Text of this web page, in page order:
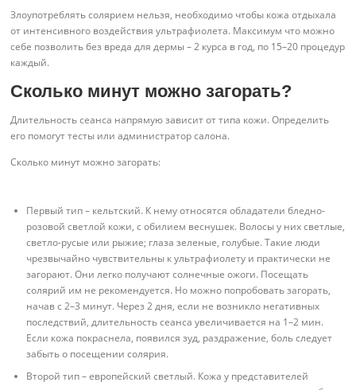
Злоупотреблять солярием нельзя, необходимо чтобы кожа отдыхала
от интенсивного воздействия ультрафиолета. Максимум что можно
себе позволить без вреда для дермы – 2 курса в год, по 15–20 процедур
каждый.
Сколько минут можно загорать?
Длительность сеанса напрямую зависит от типа кожи. Определить
его помогут тесты или администратор салона.
Сколько минут можно загорать:
Первый тип – кельтский. К нему относятся обладатели бледно-
розовой светлой кожи, с обилием веснушек. Волосы у них светлые,
светло-русые или рыжие; глаза зеленые, голубые. Такие люди
чрезвычайно чувствительны к ультрафиолету и практически не
загорают. Они легко получают солнечные ожоги. Посещать
солярий им не рекомендуется. Но можно попробовать загорать,
начав с 2–3 минут. Через 2 дня, если не возникло негативных
последствий, длительность сеанса увеличивается на 1–2 мин.
Если кожа покраснела, появился зуд, раздражение, боль следует
забыть о посещении солярия.
Второй тип – европейский светлый. Кожа у представителей